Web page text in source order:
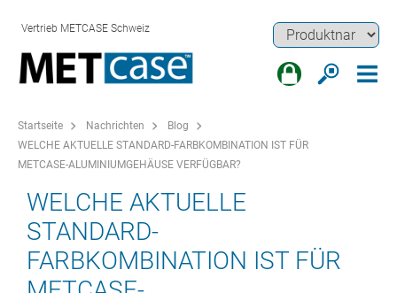
Vertrieb METCASE Schweiz
Startseite Nachrichten
Blog
WELCHE AKTUELLE STANDARD-FARBKOMBINATION IST FÜR
METCASE-ALUMINIUMGEHÄUSE VERFÜGBAR?
WELCHE AKTUELLE
STANDARD-
FARBKOMBINATION IST FÜR